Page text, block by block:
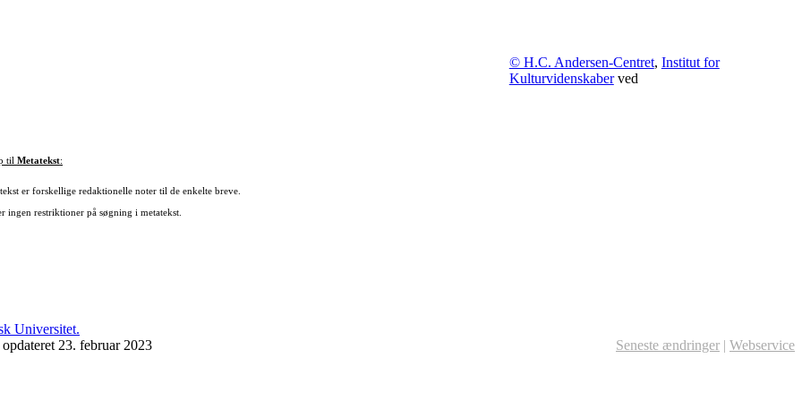
til Metatekst:
er forskellige redaktionelle noter til de enkelte breve.
ingen restriktioner på søgning i metatekst.
© H.C. Andersen-Centret, Institut for
Kulturvidenskaberved
23. februar 2023 Seneste ændringer | Webservice